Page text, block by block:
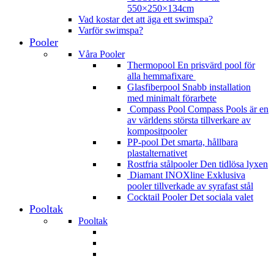
550×250×134cm
Vad kostar det att äga ett swimspa?
Varför swimspa?
Pooler
Våra Pooler
Thermopool En prisvärd pool för
alla hemmafixare
Glasfiberpool Snabb installation
med minimalt förarbete
Compass Pool Compass Pools är en
av världens största tillverkare av
kompositpooler
PP-pool Det smarta, hållbara
plastalternativet
Rostfria stålpooler Den tidlösa lyxen
Diamant INOXline Exklusiva
pooler tillverkade av syrafast stål
Cocktail Pooler Det sociala valet
Pooltak
Pooltak